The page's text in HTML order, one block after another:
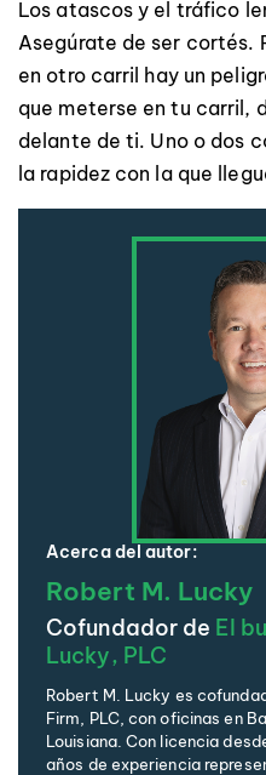
Los atascos y el tráfico
Asegúrate de ser cortés.
en otro carril hay un
que meterse en tu carril,
delante de ti. Uno o dos
la rapidez con la que
Acerca del autor:
Robert M. Lucky
Cofundador de El
Lucky, PLC
Robert M. Lucky es
Firm, PLC, con oficinas en
Louisiana. Con licencia
años de experiencia